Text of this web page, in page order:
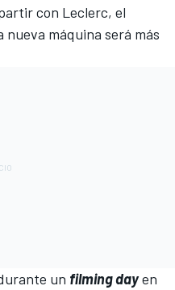
con Leclerc, el
máquina será más
un filmingdayen